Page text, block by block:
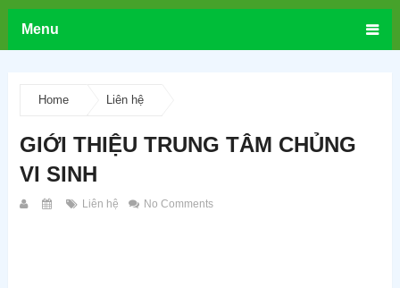
Menu
Home Liên hệ
GIỚI THIỆU TRUNG TÂM CHỦNG
VI SINH
Liên hệ No Comments